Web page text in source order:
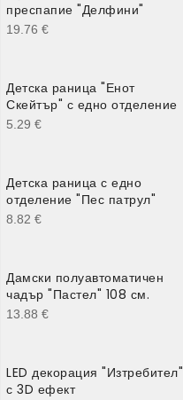
преспапие "Делфини"
19.76 €
Детска раница "Енот
Скейтър" с едно отделение
5.29 €
Детска раница с едно
отделение "Пес патрул"
8.82 €
Дамски полуавтоматичен
чадър "Пастел" 108 см.
13.88 €
LED декорация "Изтребител"
с 3D ефект